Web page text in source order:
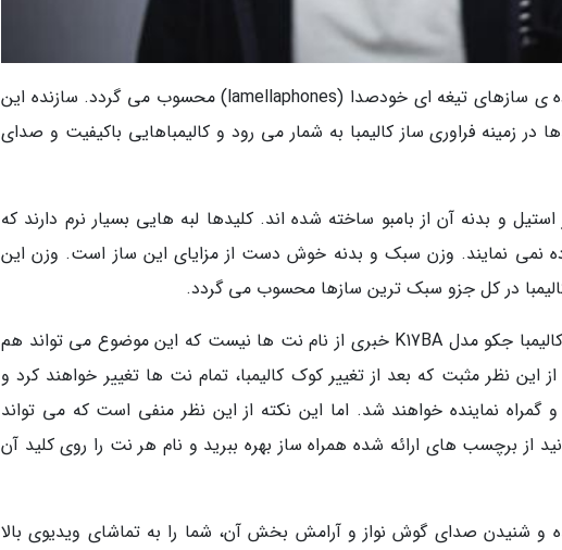
کالیمبا یک ساز آفریقایی است و جزو خانواده ی سازهای تیغه ای خودصدا (lamellaphones) محسوب می گردد. سازنده این
در زمینه فراوری ساز کالیمبا به شمار می رود و کالیمباهایی باکیفیت و صدای
آن از استیل و بدنه آن از بامبو ساخته شده اند. کلیدها لبه هایی بسیار نرم دارند که
نمی نمایند. وزن سبک و بدنه خوش دست از مزایای این ساز است. وزن این
بر خلاف بسیاری از کالیمباها، روی کلیدهای کالیمبا جکو مدل K17BA خبری از نام نت ها نیست که این موضوع می تواند هم
نظر مثبت که بعد از تغییر کوک کالیمبا، تمام نت ها تغییر خواهند کرد و
نماینده خواهند شد. اما این نکته از این نظر منفی است که می تواند
از برچسب های ارائه شده همراه ساز بهره ببرید و نام هر نت را روی کلید آن
و شنیدن صدای گوش نواز و آرامش بخش آن، شما را به تماشای ویدیوی بالا